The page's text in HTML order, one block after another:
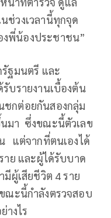
ช่วงเวลานี้ทุกจุด
พี่น้องประชาชน”
ฐมนตรี และ
บรายงานเบื้องต้น
ชกต่อยกันสองกลุ่ม
มา ซึ่งขณะนี้ตัวเลข
แต่จากที่ตนเองได้
าย และผู้ได้รับบาด
ผู้เสียชีวิต 4 ราย
ณะนี้กำลังตรวจสอบ
างไร